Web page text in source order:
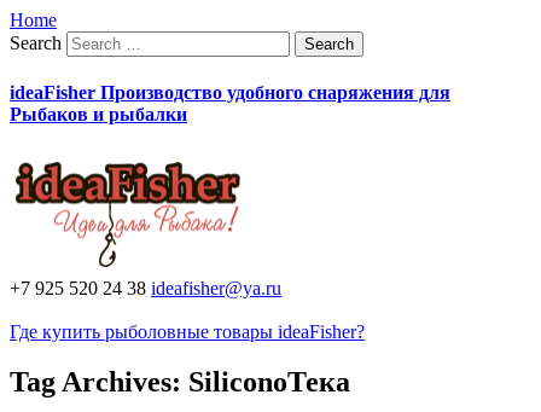
Home
Search
ideaFisher Производство удобного снаряжения для
Рыбаков и рыбалки
+7 925 520 24 38 ideafisher@ya.ru
Где купить рыболовные товары ideaFisher?
Tag Archives: SiliconoТека